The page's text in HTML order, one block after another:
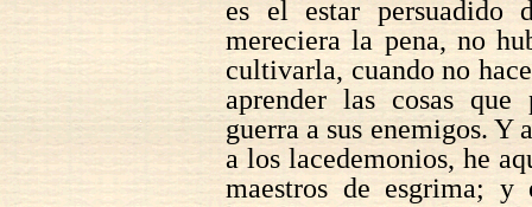
es el estar persuadido
mereciera la pena, no
cultivarla, cuando no
aprender las cosas que
guerra a sus enemigos. Y
a los lacedemonios, he
maestros de esgrima;